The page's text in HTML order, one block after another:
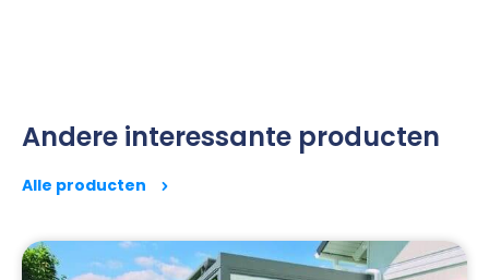
Andere interessante producten
Alle producten